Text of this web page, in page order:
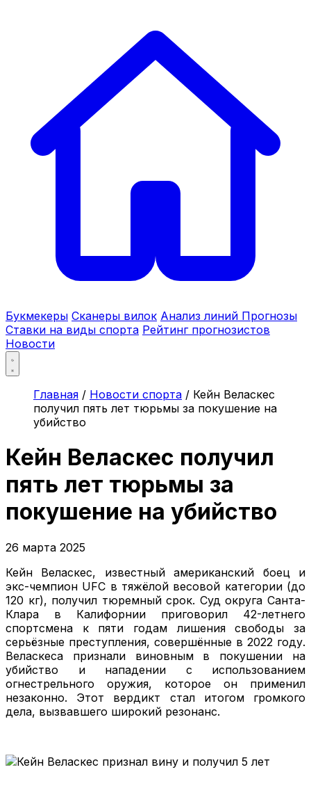
Букмекеры Сканеры вилок Анализ линий Прогнозы
Ставки на виды спорта Рейтинг прогнозистов
Новости
Главная / Новости спорта / Кейн Веласкес
получил пять лет тюрьмы за покушение на
убийство
Кейн Веласкес получил
пять лет тюрьмы за
покушение на убийство
26 марта 2025
Кейн Веласкес, известный американский боец и
экс-чемпион UFC в тяжёлой весовой категории (до
120 кг), получил тюремный срок. Суд округа Санта-
Клара в Калифорнии приговорил 42-летнего
спортсмена к пяти годам лишения свободы за
серьёзные преступления, совершённые в 2022 году.
Веласкеса признали виновным в покушении на
убийство и нападении с использованием
огнестрельного оружия, которое он применил
незаконно. Этот вердикт стал итогом громкого
дела, вызвавшего широкий резонанс.